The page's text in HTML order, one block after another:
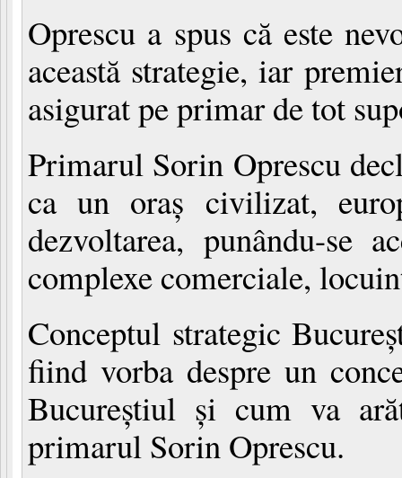
Oprescu a spus că este
această strategie, iar
asigurat pe primar de tot
Primarul Sorin Oprescu
ca un oraş civilizat,
dezvoltarea, punându-se
complexe comerciale,
Conceptul strategic
fiind vorba despre un
Bucureştiul şi cum va
primarul Sorin Oprescu.